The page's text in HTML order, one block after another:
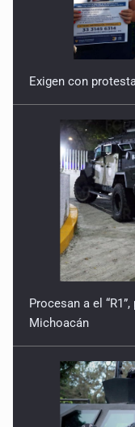
Exigen con
Procesan a el
Michoacán